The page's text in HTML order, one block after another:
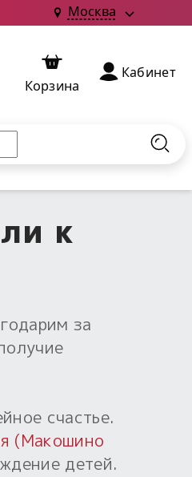
Москва
Корзина
Кабинет
к
за
счастье.
(Макошино
детей.